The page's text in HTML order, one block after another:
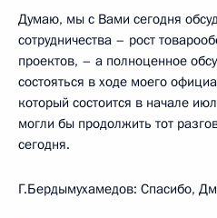
Думаю, мы с Вами сегодня
сотрудничества – рост
проектов, – а полноценное
состояться в ходе моего
который состоится в начале
могли бы продолжить тот
сегодня.
Г.Бердымухамедов: Спасибо,